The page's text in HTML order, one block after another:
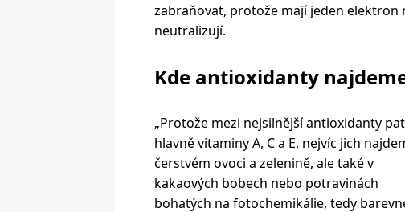
zabraňovat, protože mají jeden elektron
neutralizují.
Kde antioxidanty
„Protože mezi nejsilnější antioxidanty
hlavně vitaminy A, C a E, nejvíc jich
čerstvém ovoci a zelenině, ale také v
kakaových bobech nebo potravinách
bohatých na fotochemikálie, tedy